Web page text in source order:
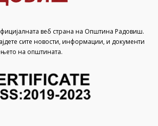
веб страна на Општина Радовиш.
сите новости, информации, и документи
на општината.